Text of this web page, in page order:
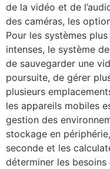
de la vidéo et de
des caméras, les
Pour les systèmes
intenses, le système
de sauvegarder une
poursuite, de gérer
plusieurs
les appareils mobiles
gestion des
stockage en
seconde et les
déterminer les